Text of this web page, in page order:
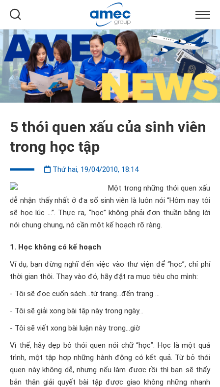
5 thói quen xấu của sinh viên
trong học tập
Thứ hai, 19/04/2010, 18:14
Một trong những thói quen xấu
dễ nhận thấy nhất ở đa số sinh viên là luôn nói “Hôm nay tôi
sẽ học lúc …”. Thực ra, “học” không phải đơn thuần bằng lời
nói chung chung, nó cần một kế hoạch rõ ràng.
1. Học không có kế hoạch
Ví dụ, bạn đừng nghĩ đến việc vào thư viện để “học”, chỉ phí
thời gian thôi. Thay vào đó, hãy đặt ra mục tiêu cho mình:
- Tôi sẽ đọc cuốn sách…từ trang…đến trang …
- Tôi sẽ giải xong bài tập này trong ngày…
- Tôi sẽ viết xong bài luận này trong…giờ
Vì thế, hãy dẹp bỏ thói quen nói chữ “học”. Học là một quá
trình, một tập hợp những hành động có kết quả. Từ bỏ thói
quen này không dễ, nhưng nếu làm được rồi thì bạn sẽ thấy
bản thân giải quyết bài tập được giao không những nhanh